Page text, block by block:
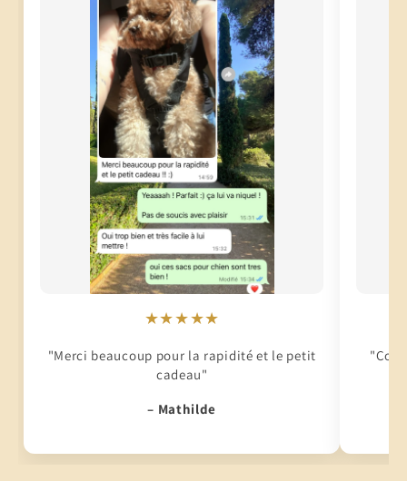
★★★★★
"Merci beaucoup pour la rapidité et le petit
cadeau"
– Mathilde